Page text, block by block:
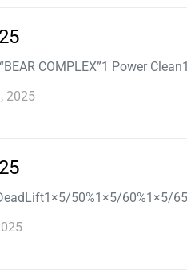
COMPLEX”1 Power
2025
50%1×5/60%1×5/